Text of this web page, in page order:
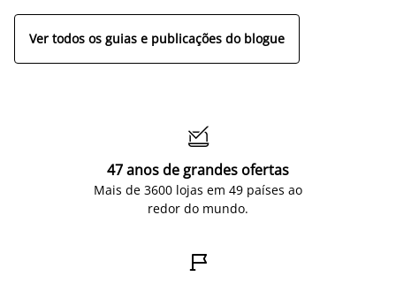
Ver todos os guias e publicações do blogue

47 anos de grandes ofertas
Mais de 3600 lojas em 49 países ao
redor do mundo.
